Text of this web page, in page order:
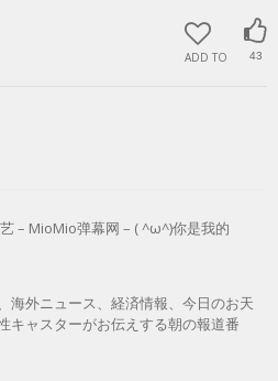
ADD TO 43
– MioMio弹幕网 – ( ^ω^)你是我的
海外ニュース、経済情報、今日のお天
キャスターがお伝えする朝の報道番